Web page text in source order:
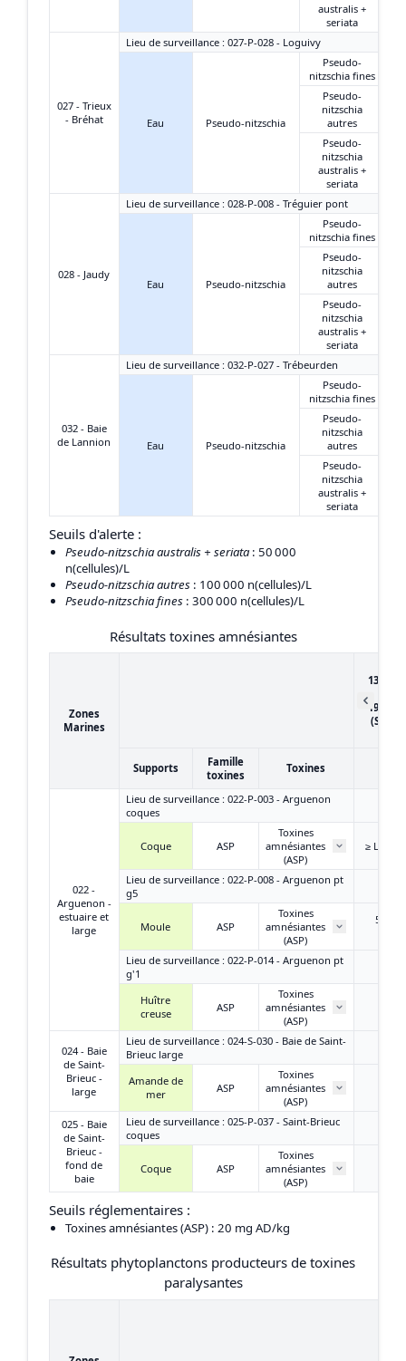
australis +
seriata
027 - Trieux
- Bréhat
Lieu de surveillance : 027-P-028 - Loguivy
Eau Pseudo-nitzschia
Pseudo-
nitzschia fines
Pseudo-
nitzschia
autres
Pseudo-
nitzschia
australis +
seriata
028 - Jaudy
Lieu de surveillance : 028-P-008 - Tréguier pont
Eau Pseudo-nitzschia
Pseudo-
nitzschia fines
Pseudo-
nitzschia
autres
Pseudo-
nitzschia
australis +
seriata
032 - Baie
de Lannion
Lieu de surveillance : 032-P-027 - Trébeurden
Eau Pseudo-nitzschia
Pseudo-
nitzschia fines
Pseudo-
nitzschia
autres
Pseudo-
nitzschia
australis +
seriata
Seuils d'alerte :
Pseudo-nitzschia australis + seriata : 50 000
n(cellules)/L
Pseudo-nitzschia autres : 100 000 n(cellules)/L
Pseudo-nitzschia fines : 300 000 n(cellules)/L
Résultats toxines amnésiantes
Zones
Marines
13/06/
19/06/
Supports
Famille
toxines
Toxines
022 -
Arguenon -
estuaire et
large
Lieu de surveillance : 022-P-003 - Arguenon
coques
Coque ASP
Toxines
amnésiantes
(ASP)
≥ LD et
Lieu de surveillance : 022-P-008 - Arguenon pt
g5
Moule ASP
Toxines
amnésiantes
(ASP)
5,70
Lieu de surveillance : 022-P-014 - Arguenon pt
g'1
Huître
creuse
ASP
Toxines
amnésiantes
(ASP)
024 - Baie
de Saint-
Brieuc -
large
Lieu de surveillance : 024-S-030 - Baie de Saint-
Brieuc large
Amande de
mer
ASP
Toxines
amnésiantes
(ASP)
025 - Baie
de Saint-
Brieuc -
fond de
baie
Lieu de surveillance : 025-P-037 - Saint-Brieuc
coques
Coque ASP
Toxines
amnésiantes
(ASP)
Seuils réglementaires :
Toxines amnésiantes (ASP) : 20 mg AD/kg
Résultats phytoplanctons producteurs de toxines
paralysantes